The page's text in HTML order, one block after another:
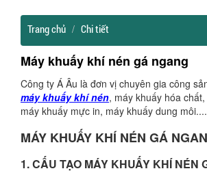
Trang chủ Chi tiết
Máy khuấy khí nén gá ngang
Công ty Á Âu là đơn vị chuyên gia công
máy khuấy khí nén, máy khuấy hóa
máy khuấy mực in, máy khuấy dung môi....
MÁY KHUẤY KHÍ NÉN GÁ
1. CẤU TẠO MÁY KHUẤY KHÍ NÉN